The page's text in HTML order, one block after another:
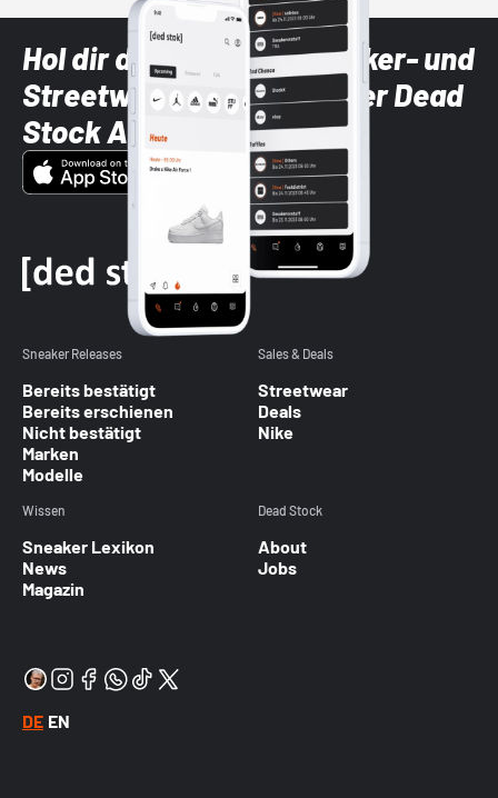
Hol dir die neuesten Sneaker- und
Streetwear-Brands mit der Dead
Stock App
Sneaker Releases
Bereits bestätigt
Bereits erschienen
Nicht bestätigt
Marken
Modelle
Sales & Deals
Streetwear
Deals
Nike
Wissen
Sneaker Lexikon
News
Magazin
Dead Stock
About
Jobs
DE EN